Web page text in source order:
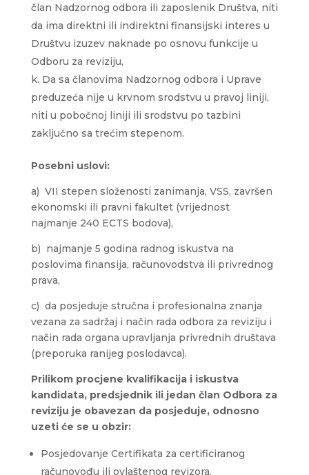
član Nadzornog odbora ili zaposlenik Društva, niti
da ima direktni ili indirektni finansijski interes u
Društvu izuzev naknade po osnovu funkcije u
Odboru za reviziju,
Da sa članovima Nadzornog odbora i Uprave
preduzeća nije u krvnom srodstvu u pravoj liniji,
niti u pobočnoj liniji ili srodstvu po tazbini
zaključno sa trećim stepenom.
Posebni uslovi:
a) VII stepen složenosti zanimanja, VSS, završen
ekonomski ili pravni fakultet (vrijednost
najmanje 240 ECTS bodova),
b) najmanje 5 godina radnog iskustva na
poslovima finansija, računovodstva ili privrednog
prava,
c) da posjeduje stručna i profesionalna znanja
vezana za sadržaj i način rada odbora za reviziju i
način rada organa upravljanja privrednih društava
(preporuka ranijeg poslodavca).
Prilikom procjene kvalifikacija i iskustva
kandidata, predsjednik ili jedan član Odbora za
reviziju je obavezan da posjeduje, odnosno
uzeti će se u obzir:
Posjedovanje Certifikata za certificiranog
računovođu ili ovlaštenog revizora.